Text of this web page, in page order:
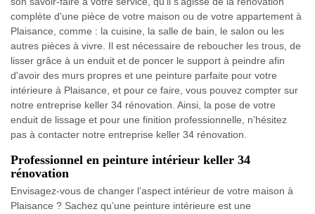
complète d'une pièce de votre maison ou de votre appartement à
Plaisance, comme : la cuisine, la salle de bain, le salon ou les
autres pièces à vivre. Il est nécessaire de reboucher les trous, de
lisser grâce à un enduit et de poncer le support à peindre afin
d'avoir des murs propres et une peinture parfaite pour votre
intérieure à Plaisance, et pour ce faire, vous pouvez compter sur
notre entreprise keller 34 rénovation. Ainsi, la pose de votre
enduit de lissage et pour une finition professionnelle, n’hésitez
pas à contacter notre entreprise keller 34 rénovation.
Professionnel en peinture intérieur keller 34
rénovation
Envisagez-vous de changer l’aspect intérieur de votre maison à
Plaisance ? Sachez qu’une peinture intérieure est une